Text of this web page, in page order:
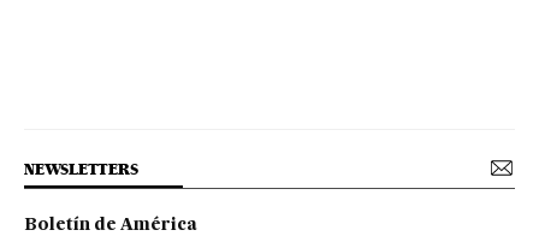
NEWSLETTERS
Boletín de América